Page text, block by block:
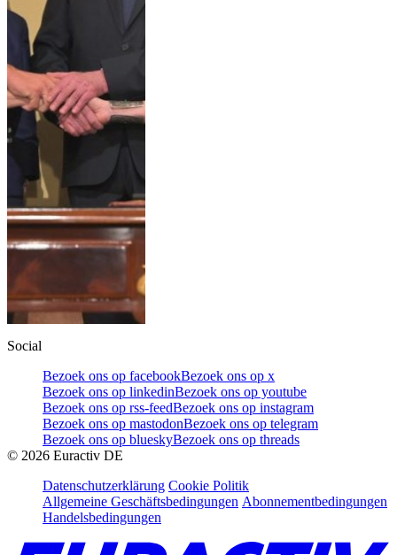
Social
Bezoek ons op facebookBezoek ons op x
Bezoek ons op linkedinBezoek ons op youtube
Bezoek ons op rss-feedBezoek ons op instagram
Bezoek ons op mastodonBezoek ons op telegram
Bezoek ons op blueskyBezoek ons op threads
© 2026 Euractiv DE
Datenschutzerklärung Cookie Politik
Allgemeine Geschäftsbedingungen Abonnementbedingungen
Handelsbedingungen